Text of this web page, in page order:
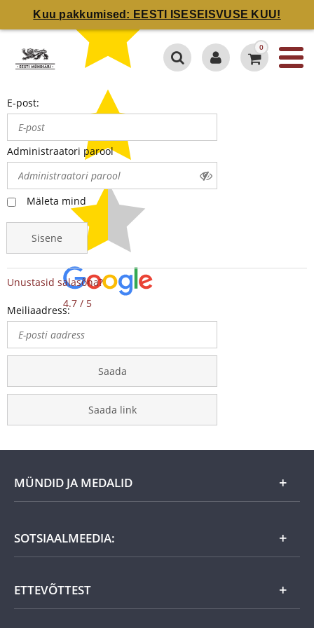
Kuu pakkumised: EESTI ISESEISVUSE KUU!
4.7 / 5
0
E-post:
Administraatori parool
Mäleta mind
Sisene
Unustasid salasõna?
Meiliaadress:
Saada
Saada link
MÜNDID JA MEDALID
Kuu eripakkumine
Kingiideed
Eesti tooted
SOTSIAALMEEDIA:
ETTEVÕTTEST